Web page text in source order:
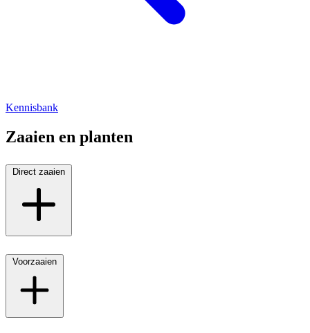
Kennisbank
Zaaien en planten
Direct zaaien
Voorzaaien